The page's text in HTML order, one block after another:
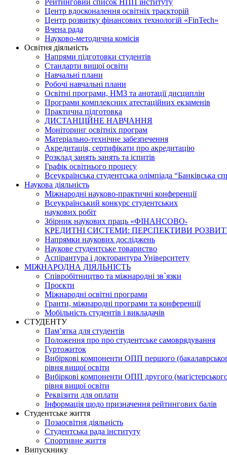
Рейтинговий список НПП інституту
Центр вдосконалення освітніх траєкторій
Центр розвитку фінансових технологій «FinTech»
Вчена рада
Науково-методична комісія
Освітня діяльність
Напрями підготовки студентів
Стандарти вищої освіти
Навчальні плани
Робочі навчальні плани
Освітні програми, НМЗ та анотації дисциплін
Програми комплексних атестаційних екзаменів
Практична підготовка
ДИСТАНЦІЙНЕ НАВЧАННЯ
Моніторинг освітніх програм
Матеріально-технічне забезпечення
Акредитація, сертифікати про акредитацію
Розклад занять занять та іспитів
Графік освітнього процесу
Всеукраїнська студентська олімпіада “Банківcька
Наукова діяльність
Міжнародні науково-практичні конференції
Всеукраїнський конкурс студентських
наукових робіт
Збірник наукових праць «ФІНАНСОВО-
КРЕДИТНІ СИСТЕМИ: ПЕРСПЕКТИВИ
Напрямки наукових досліджень
Наукове студентське товариство
Аспірантура і докторантура Університету
МІЖНАРОДНА ДІЯЛЬНІСТЬ
Співробітництво та міжнародні зв`язки
Проєкти
Міжнародні освітні програми
Гранти, міжнародні програми та конференції
Мобільність студентів і викладачів
СТУДЕНТУ
Пам’ятка для студентів
Положення про про студентське самоврядування
Гуртожиток
Вибіркові компоненти ОПП першого
рівня вищої освіти
Вибіркові компоненти ОПП другого
рівня вищої освіти
Реквізити для оплати
Інформація щодо призначення рейтингових балів
Студентське життя
Позаосвітня діяльність
Студентська рада інституту
Спортивне життя
Випускнику